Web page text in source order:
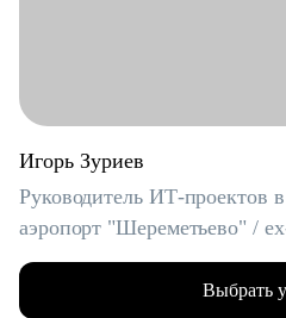
Игорь Зуриев
Руководитель ИТ-проектов
аэропорт "Шереметьево" /
Выбрать